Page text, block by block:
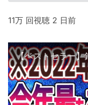
11万 回視聴 2 日前